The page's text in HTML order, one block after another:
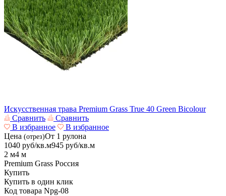
Искусственная трава Premium Grass True 40 Green Bicolour
Сравнить
Сравнить
В избранное
В избранное
Цена (отрез)От 1 рулона
1040 руб/кв.м945 руб/кв.м
2 м4 м
Premium Grass Россия
Купить
Купить в один клик
Код товара Npg-08